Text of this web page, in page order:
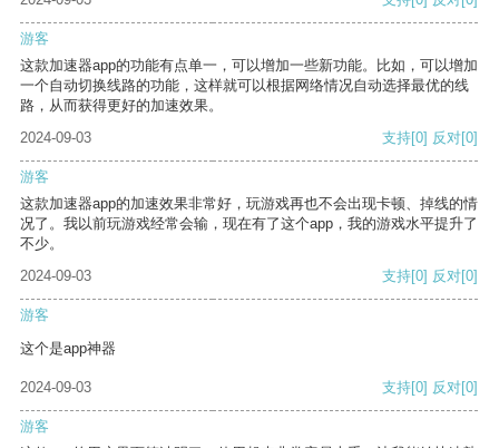
游客
这款加速器app的功能有点单一，可以增加一些新功能。比如，可以增加
一个自动切换线路的功能，这样就可以根据网络情况自动选择最优的线
路，从而获得更好的加速效果。
2024-09-03
支持[0] 反对[0]
游客
这款加速器app的加速效果非常好，玩游戏再也不会出现卡顿、掉线的情
况了。我以前玩游戏经常会输，现在有了这个app，我的游戏水平提升了
不少。
2024-09-03
支持[0] 反对[0]
游客
这个是app神器
2024-09-03 支持[0] 反对[0]
游客